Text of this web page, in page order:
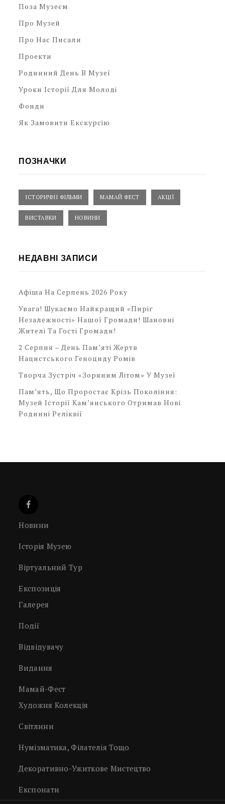
Поза Музеєм
Про Музей
Про Нас Писали
Проекти
Родинний День В Музеї
Уроки Історії Для Молоді
Фонди
Як Замовити Екскурсію
ПОЗНАЧКИ
ІСТОРИЧНІ ФІЛЬМИ МАМАЙ ФЕСТ АКЦІЇ
ВИСТАВКИ НОВИНИ
НЕДАВНІ ЗАПИСИ
Афіша На Серпень 2026 Року
Увага! Шукаємо Найкращий «Пиріг
Незалежності» Нашої Громади! Шановні
Жителі Та Гості Громади!
2 Серпня – День Пам’яті Жертв
Нацистського Геноциду Ромів
Творча Зустріч «Зоряним Літом» У Музеї
Пам’ять, Що Проростає Крізь Покоління:
Музей Історії Кам’янського Отримав Нові
Родинні Реліквії
Новини
Історія Музею
Віртуальний Тур
Експозиція
Галерея
Події
Відвідувачу
Видання
Мамай-Фест
Художня Колекція
Світлини
Нумізматика, Філателія Тощо
Декоративно-Ужиткове Мистецтво
Експонати